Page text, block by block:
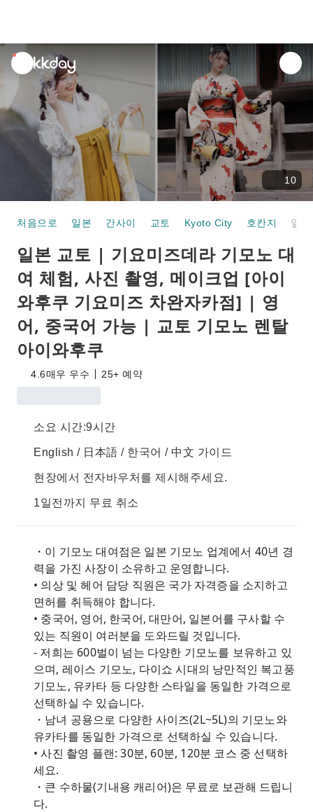
unread
notifications
10
처음으로 일본 간사이 교토 Kyoto City 호칸지
일본 교토 | 기요미즈데라 기모노 대
여 체험, 사진 촬영, 메이크업 [아이
와후쿠 기요미즈 차완자카점] | 영
어, 중국어 가능 | 교토 기모노 렌탈
아이와후쿠
4.6매우 우수 25+ 예약
소요 시간:9시간
English / 日本語 / 한국어 / 中文 가이드
현장에서 전자바우처를 제시해주세요.
1일전까지 무료 취소
・이 기모노 대여점은 일본 기모노 업계에서 40년 경
력을 가진 사장이 소유하고 운영합니다.
• 의상 및 헤어 담당 직원은 국가 자격증을 소지하고
면허를 취득해야 합니다.
• 중국어, 영어, 한국어, 대만어, 일본어를 구사할 수
있는 직원이 여러분을 도와드릴 것입니다.
- 저희는 600벌이 넘는 다양한 기모노를 보유하고 있
으며, 레이스 기모노, 다이쇼 시대의 낭만적인 복고풍
기모노, 유카타 등 다양한 스타일을 동일한 가격으로
선택하실 수 있습니다.
・남녀 공용으로 다양한 사이즈(2L~5L)의 기모노와
유카타를 동일한 가격으로 선택하실 수 있습니다.
• 사진 촬영 플랜: 30분, 60분, 120분 코스 중 선택하
세요.
・큰 수하물(기내용 캐리어)은 무료로 보관해 드립니
다.